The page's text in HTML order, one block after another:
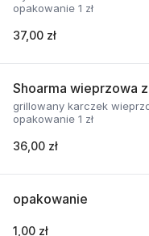
opakowanie 1 zł
37,00 zł
Shoarma wieprzowa
grillowany karczek
opakowanie 1 zł
36,00 zł
opakowanie
1,00 zł